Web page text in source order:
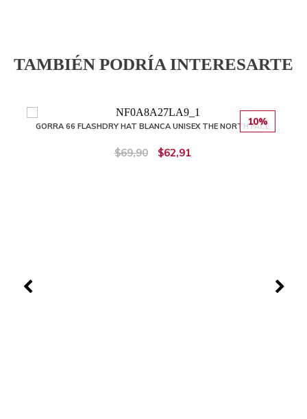
TAMBIÉN PODRÍA INTERESARTE
10%
GORRA 66 FLASHDRY HAT BLANCA UNISEX THE NORTH FACE
$69,90 $62,91